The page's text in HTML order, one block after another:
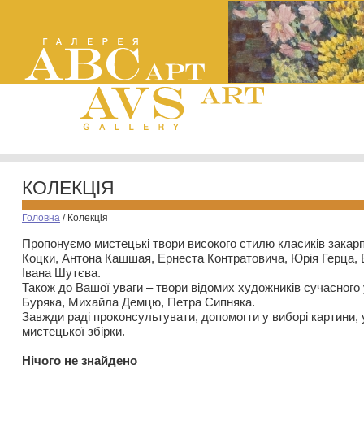
КОЛЕКЦІЯ
Головна / Колекція
Пропонуємо мистецькі твори високого стилю класиків
Коцки, Антона Кашшая, Ернеста Контратовича, Юрія
Івана Шутєва.
Також до Вашої уваги – твори відомих художників
Буряка, Михайла Демцю, Петра Сипняка.
Завжди раді проконсультувати, допомогти у виборі картини,
мистецької збірки.
Нiчого не знайдено